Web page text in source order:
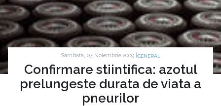
Sambata, 07 Noiembrie 2009 | GENERAL
Confirmare stiintifica: azotul
prelungeste durata de viata a
pneurilor